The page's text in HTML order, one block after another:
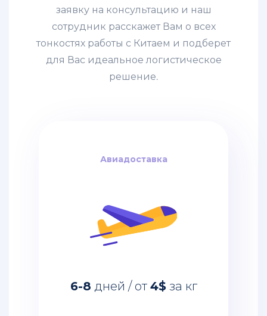
заявку на консультацию и наш
сотрудник расскажет Вам о всех
тонкостях работы с Китаем и подберет
для Вас идеальное логистическое
решение.
Авиадоставка
6-8 дней / от 4$за кг
Авиадоставка
Авиадоставка из Китая – это
самый быстрый вариант
ценность (электроника,